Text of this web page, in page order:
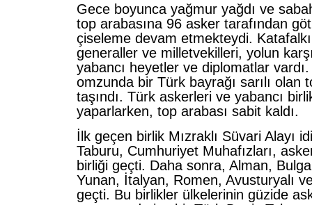
Gece boyunca yağmur yağdı ve
top arabasına 96 asker tarafından
çiseleme devam etmekteydi.
generaller ve milletvekilleri, yolun
yabancı heyetler ve diplomatlar
omzunda bir Türk bayrağı sarılı olan
taşındı. Türk askerleri ve yabancı
yaparlarken, top arabası sabit kaldı.
İlk geçen birlik Mızraklı Süvari Alayı
Taburu, Cumhuriyet Muhafızları,
birliği geçti. Daha sonra, Alman,
Yunan, İtalyan, Romen, Avusturyalı
geçti. Bu birlikler ülkelerinin güzide